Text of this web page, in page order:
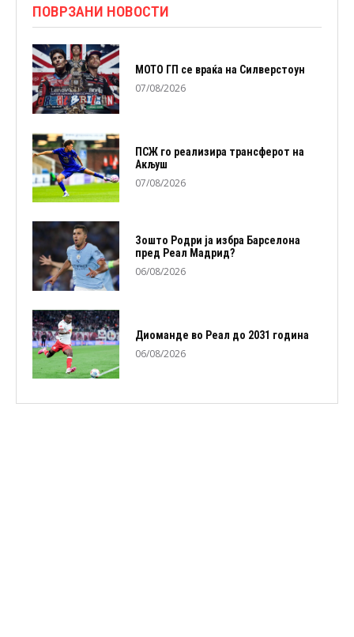
ПОВРЗАНИ НОВОСТИ
МОТО ГП се враќа на Силверстоун
07/08/2026
ПСЖ го реализира трансферот на
Акљуш
07/08/2026
Зошто Родри ја избра Барселона
пред Реал Мадрид?
06/08/2026
Диоманде во Реал до 2031 година
06/08/2026